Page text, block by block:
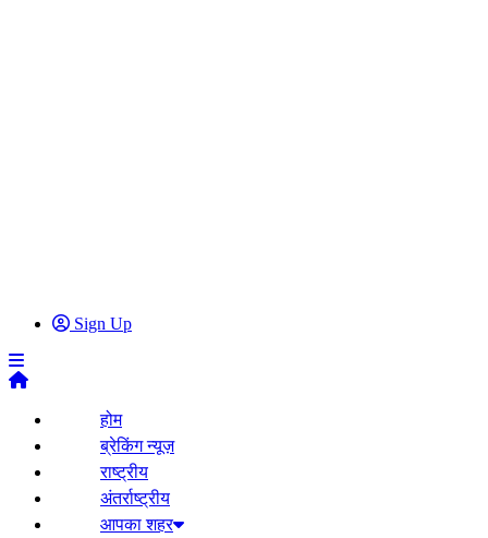
Sign Up
होम
ब्रेकिंग न्यूज़
राष्ट्रीय
अंतर्राष्ट्रीय
आपका शहर